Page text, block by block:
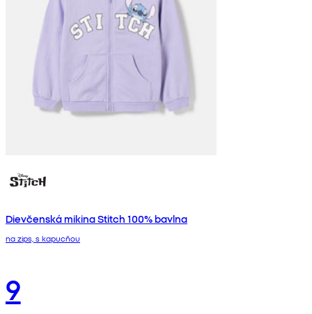
Dievčenská mikina Stitch 100% bavlna
na zips, s kapucňou
9